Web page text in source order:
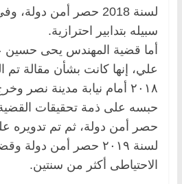
لسنة 2018 حصر أمن
سبيله بتدابير احترازية.
أما قضية المهندس يحى حسين
علي، إنها كانت بشأن مقالة تم
٢٠١٨ أمام نيابة مدينة نصر
لسنة ٢٠١٩ حصر أمن
الاحتياطى أكثر من سنتين.